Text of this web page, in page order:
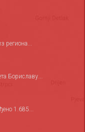
региона...
Бориславу...
1.685...